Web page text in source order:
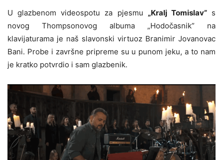
U glazbenom videospotu za pjesmu „Kralj Tomislav”s
novog Thompsonovog albuma „Hodočasnik” na
klavijaturama je naš slavonski virtuoz Branimir Jovanovac
Bani. Probe i završne pripreme su u punom jeku, a to nam
je kratko potvrdio i sam glazbenik.